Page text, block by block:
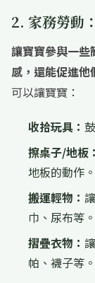
2. 家務勞動
讓寶寶參與一些
感，還能促進他
可以讓寶寶：
收拾玩具：
擦桌子/地板：
地板的動作。
搬運輕物：
巾、尿布等。
摺疊衣物：
帕、襪子等。